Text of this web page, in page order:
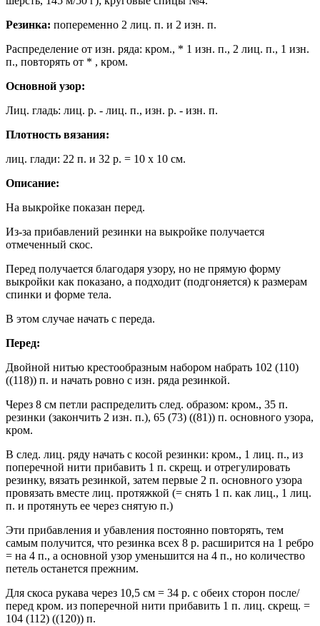
Резинка: попеременно 2 лиц. п. и 2 изн. п.
Распределение от изн. ряда: кром., * 1 изн. п., 2 лиц. п., 1 изн.
п., повторять от * , кром.
Основной узор:
Лиц. гладь: лиц. р. - лиц. п., изн. р. - изн. п.
Плотность вязания:
лиц. глади: 22 п. и 32 р. = 10 х 10 см.
Описание:
На выкройке показан перед.
Из-за прибавлений резинки на выкройке получается
отмеченный скос.
Перед получается благодаря узору, но не прямую форму
выкройки как показано, а подходит (подгоняется) к размерам
спинки и форме тела.
В этом случае начать с переда.
Перед:
Двойной нитью крестообразным набором набрать 102 (110)
((118)) п. и начать ровно с изн. ряда резинкой.
Через 8 см петли распределить след. образом: кром., 35 п.
резинки (закончить 2 изн. п.), 65 (73) ((81)) п. основного узора,
кром.
В след. лиц. ряду начать с косой резинки: кром., 1 лиц. п., из
поперечной нити прибавить 1 п. скрещ. и отрегулировать
резинку, вязать резинкой, затем первые 2 п. основного узора
провязать вместе лиц. протяжкой (= снять 1 п. как лиц., 1 лиц.
п. и протянуть ее через снятую п.)
Эти прибавления и убавления постоянно повторять, тем
самым получится, что резинка всех 8 р. расширится на 1 ребро
= на 4 п., а основной узор уменьшится на 4 п., но количество
петель останется прежним.
Для скоса рукава через 10,5 см = 34 р. с обеих сторон после/
перед кром. из поперечной нити прибавить 1 п. лиц. скрещ. =
104 (112) ((120)) п.